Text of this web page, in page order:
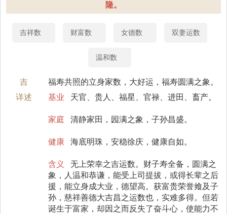
隆。
吉祥数 财富数 女德数 双妻运数
温和数
吉
福寿共照的立身家数，大好运，福寿圆满之象。
详述
基业 天官、贵人、福星、官禄、进田、畜产。
家庭 清静家田，园满之象，子孙昌盛。
健康 海底明珠，安稳徐庆，健康自如。
含义
无上荣幸之吉运数。财子寿全备，圆满之
象，人温和恭谦，能受上司提拔，或得长辈之后
援，能立身成大业，德望高。获富贵荣誉飨及子
孙，慈祥善德大吉昌之运数也，实难多得。但若
诞生于富家，却因之而反失了奋斗心，使能力不